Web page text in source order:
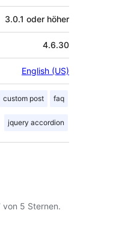
3.0.1 oder höher
4.6.30
English (US)
custom post faq
jquery accordion
von 5 Sternen.